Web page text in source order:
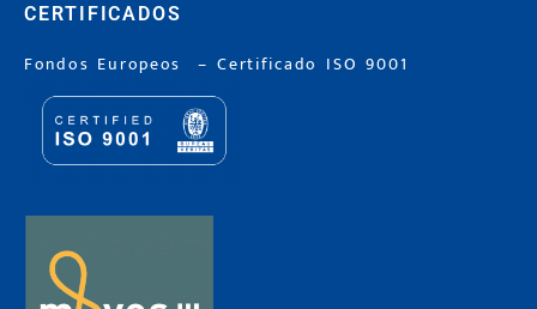
CERTIFICADOS
Fondos Europeos –Certificado ISO 9001